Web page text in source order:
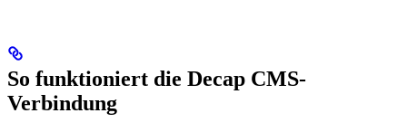
So funktioniert die Decap CMS-
Verbindung